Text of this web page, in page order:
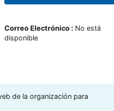
Correo Electrónico: No está
disponible
de la organización para